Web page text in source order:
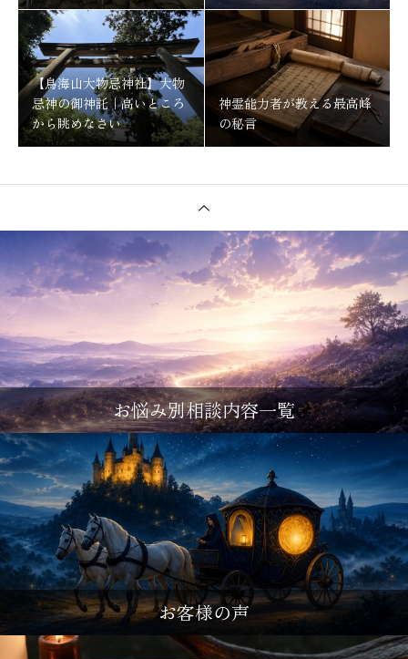
にする事〜
【鳥海山大物忌神社】大物
忌神の御神託｜高いところ
から眺めなさい
神霊能力者が教える最高峰
の秘言
お悩み別相談内容一覧
お客様の声